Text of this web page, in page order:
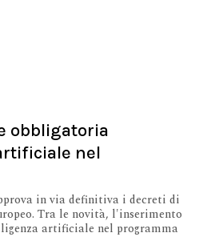
obbligatoria
nel
in via definitiva i decreti di
Tra le novità, l'inserimento
artificiale nel programma